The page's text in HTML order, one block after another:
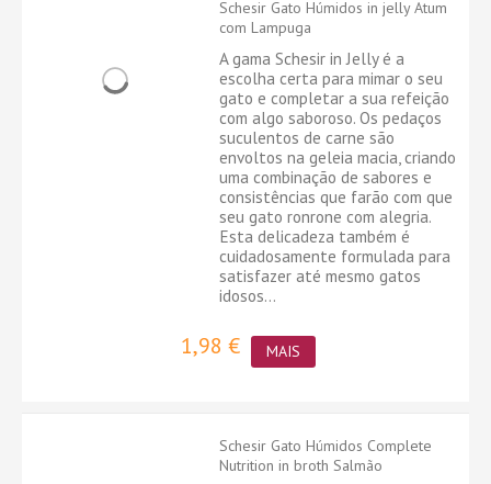
Schesir Gato Húmidos in jelly Atum
com Lampuga
A gama Schesir in Jelly é a
escolha certa para mimar o seu
gato e completar a sua refeição
com algo saboroso. Os pedaços
suculentos de carne são
envoltos na geleia macia, criando
uma combinação de sabores e
consistências que farão com que
seu gato ronrone com alegria.
Esta delicadeza também é
cuidadosamente formulada para
satisfazer até mesmo gatos
idosos...
1,98 € MAIS
Schesir Gato Húmidos Complete
Nutrition in broth Salmão